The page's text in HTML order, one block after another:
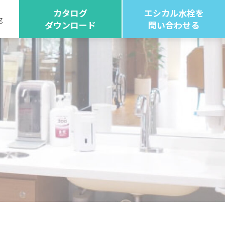
カタログ
ダウンロード
エシカル水栓を
問い合わせる